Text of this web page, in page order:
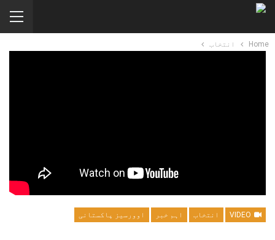
Home انتخاب
انتخاب اہم خبر اوورسیز پاکستانی